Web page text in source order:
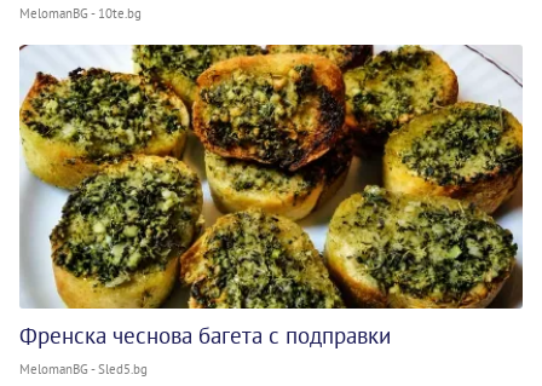
MelomanBG - 10te.bg
Френска чеснова багета с подправки
MelomanBG - Sled5.bg